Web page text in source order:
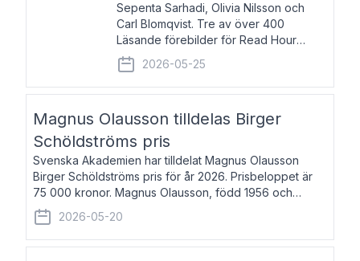
Sepenta Sarhadi, Olivia Nilsson och
Carl Blomqvist. Tre av över 400
Läsande förebilder för Read Hour
Sverige. Foto: Michael Wall. Den ideella
föreningen Läsrörelsen tilldelas
Bernadottepriset 2026 för att den
2026-05-25
Magnus Olausson tilldelas Birger
Schöldströms pris
Svenska Akademien har tilldelat Magnus Olausson
Birger Schöldströms pris för år 2026. Prisbeloppet är
75 000 kronor. Magnus Olausson, född 1956 och
bosatt i Stockholm, är konstvetare, museiman och
hovman. Han disputerade 1993 vid Uppsala un
2026-05-20